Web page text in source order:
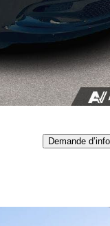
Affaire
Demande d’info